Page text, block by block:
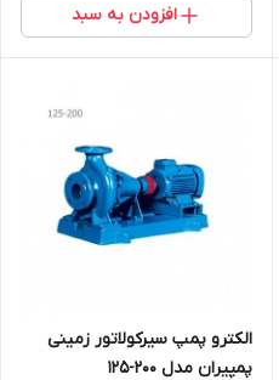
افزودن به سبد
الکترو پمپ سیرکولاتور زمینی
پمپیران مدل 200-125